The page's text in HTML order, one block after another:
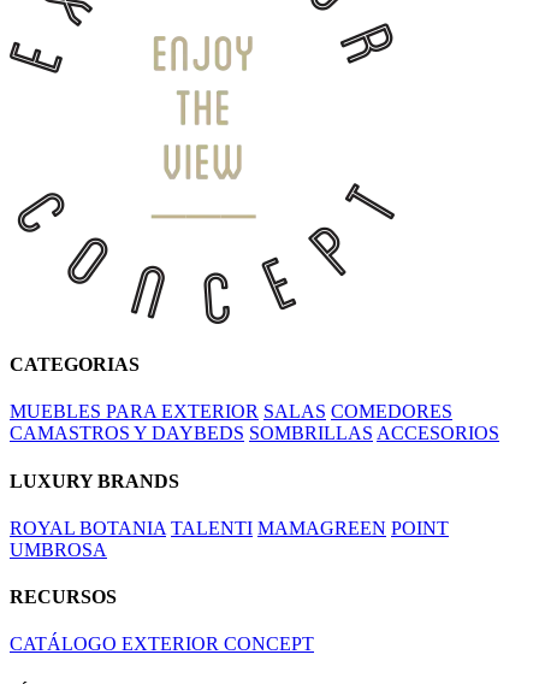
CATEGORIAS
MUEBLES PARA EXTERIOR SALAS COMEDORES
CAMASTROS Y DAYBEDS SOMBRILLAS ACCESORIOS
LUXURY BRANDS
ROYAL BOTANIA TALENTI MAMAGREEN POINT
UMBROSA
RECURSOS
CATÁLOGO EXTERIOR CONCEPT